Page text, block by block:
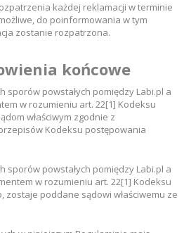
każdej reklamacji w terminie
do poinformowania w tym
zostanie rozpatrzona.
końcowe
sporów powstałych pomiędzy Labi.pl a
w rozumieniu art. 22[1] Kodeksu
właściwym zgodnie z
Kodeksu postępowania
sporów powstałych pomiędzy Labi.pl a
w rozumieniu art. 22[1] Kodeksu
zostaje poddane sądowi właściwemu ze